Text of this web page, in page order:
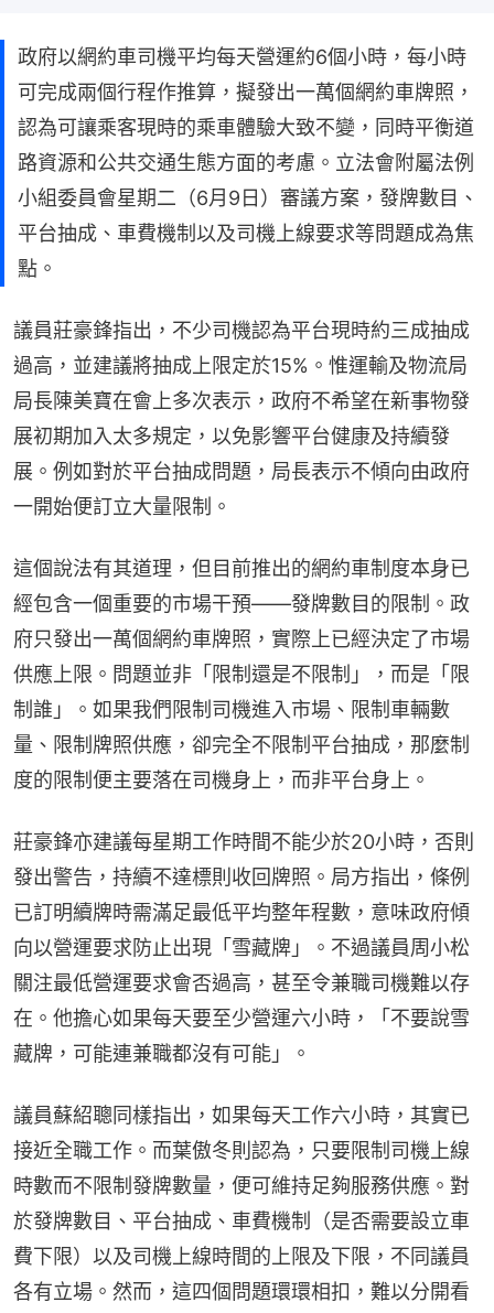
政府以網約車司機平均每天營運約6個小時，每小時
可完成兩個行程作推算，擬發出一萬個網約車牌照，
認為可讓乘客現時的乘車體驗大致不變，同時平衡道
路資源和公共交通生態方面的考慮。立法會附屬法例
小組委員會星期二（6月9日）審議方案，發牌數目、
平台抽成、車費機制以及司機上線要求等問題成為焦
點。
議員莊豪鋒指出，不少司機認為平台現時約三成抽成
過高，並建議將抽成上限定於15%。惟運輸及物流局
局長陳美寶在會上多次表示，政府不希望在新事物發
展初期加入太多規定，以免影響平台健康及持續發
展。例如對於平台抽成問題，局長表示不傾向由政府
一開始便訂立大量限制。
這個說法有其道理，但目前推出的網約車制度本身已
經包含一個重要的市場干預——發牌數目的限制。政
府只發出一萬個網約車牌照，實際上已經決定了市場
供應上限。問題並非「限制還是不限制」，而是「限
制誰」。如果我們限制司機進入市場、限制車輛數
量、限制牌照供應，卻完全不限制平台抽成，那麼制
度的限制便主要落在司機身上，而非平台身上。
莊豪鋒亦建議每星期工作時間不能少於20小時，否則
發出警告，持續不達標則收回牌照。局方指出，條例
已訂明續牌時需滿足最低平均整年程數，意味政府傾
向以營運要求防止出現「雪藏牌」。不過議員周小松
關注最低營運要求會否過高，甚至令兼職司機難以存
在。他擔心如果每天要至少營運六小時，「不要說雪
藏牌，可能連兼職都沒有可能」。
議員蘇紹聰同樣指出，如果每天工作六小時，其實已
接近全職工作。而葉傲冬則認為，只要限制司機上線
時數而不限制發牌數量，便可維持足夠服務供應。對
於發牌數目、平台抽成、車費機制（是否需要設立車
費下限）以及司機上線時間的上限及下限，不同議員
各有立場。然而，這四個問題環環相扣，難以分開看